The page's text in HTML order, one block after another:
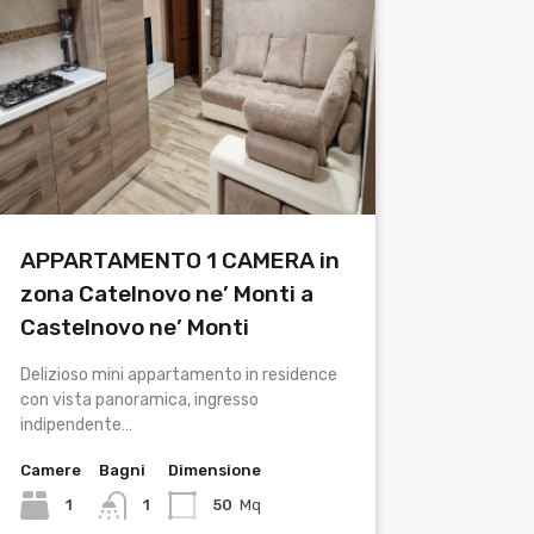
APPARTAMENTO 1 CAMERA in
zona Catelnovo ne’ Monti a
Castelnovo ne’ Monti
Delizioso mini appartamento in residence
con vista panoramica, ingresso
indipendente…
Camere
1
Bagni
1
Dimensione
50 Mq